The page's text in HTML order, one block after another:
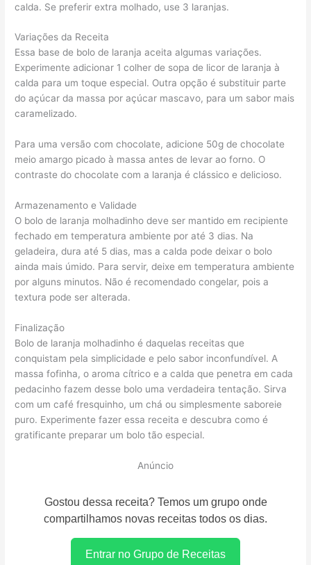
calda. Se preferir extra molhado, use 3 laranjas.
Variações da Receita
Essa base de bolo de laranja aceita algumas variações.
Experimente adicionar 1 colher de sopa de licor de laranja à
calda para um toque especial. Outra opção é substituir parte
do açúcar da massa por açúcar mascavo, para um sabor mais
caramelizado.
Para uma versão com chocolate, adicione 50g de chocolate
meio amargo picado à massa antes de levar ao forno. O
contraste do chocolate com a laranja é clássico e delicioso.
Armazenamento e Validade
O bolo de laranja molhadinho deve ser mantido em recipiente
fechado em temperatura ambiente por até 3 dias. Na
geladeira, dura até 5 dias, mas a calda pode deixar o bolo
ainda mais úmido. Para servir, deixe em temperatura ambiente
por alguns minutos. Não é recomendado congelar, pois a
textura pode ser alterada.
Finalização
Bolo de laranja molhadinho é daquelas receitas que
conquistam pela simplicidade e pelo sabor inconfundível. A
massa fofinha, o aroma cítrico e a calda que penetra em cada
pedacinho fazem desse bolo uma verdadeira tentação. Sirva
com um café fresquinho, um chá ou simplesmente saboreie
puro. Experimente fazer essa receita e descubra como é
gratificante preparar um bolo tão especial.
Anúncio
Gostou dessa receita? Temos um grupo onde
compartilhamos novas receitas todos os dias.
Entrar no Grupo de Receitas